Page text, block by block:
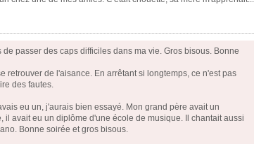
passer des caps difficiles dans ma vie. Gros bisous. Bonne
retrouver de l'aisance. En arrêtant si longtemps, ce n'est pas
des fautes.
eu un, j'aurais bien essayé. Mon grand père avait un
avait eu un diplôme d'une école de musique. Il chantait aussi
Bonne soirée et gros bisous.